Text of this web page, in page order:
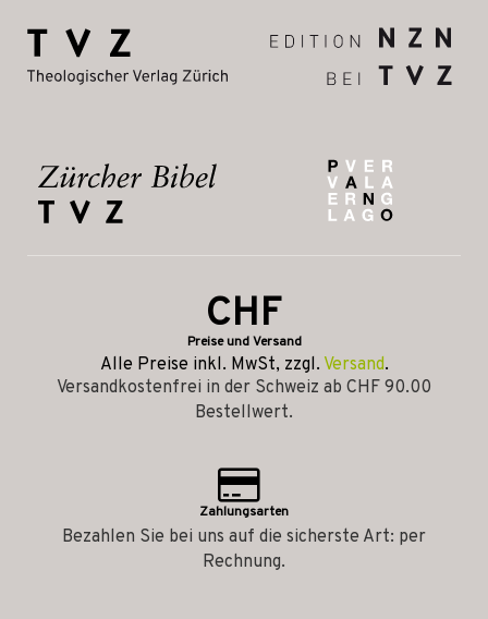
CHF
Preise und Versand
Alle Preise inkl. MwSt, zzgl. Versand.
Versandkostenfrei in der Schweiz ab CHF 90.00
Bestellwert.
Zahlungsarten
Bezahlen Sie bei uns auf die sicherste Art: per
Rechnung.